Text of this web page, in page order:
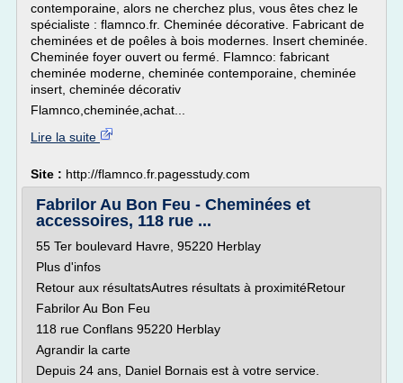
contemporaine, alors ne cherchez plus, vous êtes chez le
spécialiste : flamnco.fr. Cheminée décorative. Fabricant de
cheminées et de poêles à bois modernes. Insert cheminée.
Cheminée foyer ouvert ou fermé. Flamnco: fabricant
cheminée moderne, cheminée contemporaine, cheminée
insert, cheminée décorativ
Flamnco,cheminée,achat...
Lire la suite
Site : http://flamnco.fr.pagesstudy.com
Fabrilor Au Bon Feu - Cheminées et
accessoires, 118 rue ...
55 Ter boulevard Havre, 95220 Herblay
Plus d'infos
Retour aux résultatsAutres résultats à proximitéRetour
Fabrilor Au Bon Feu
118 rue Conflans 95220 Herblay
Agrandir la carte
Depuis 24 ans, Daniel Bornais est à votre service.